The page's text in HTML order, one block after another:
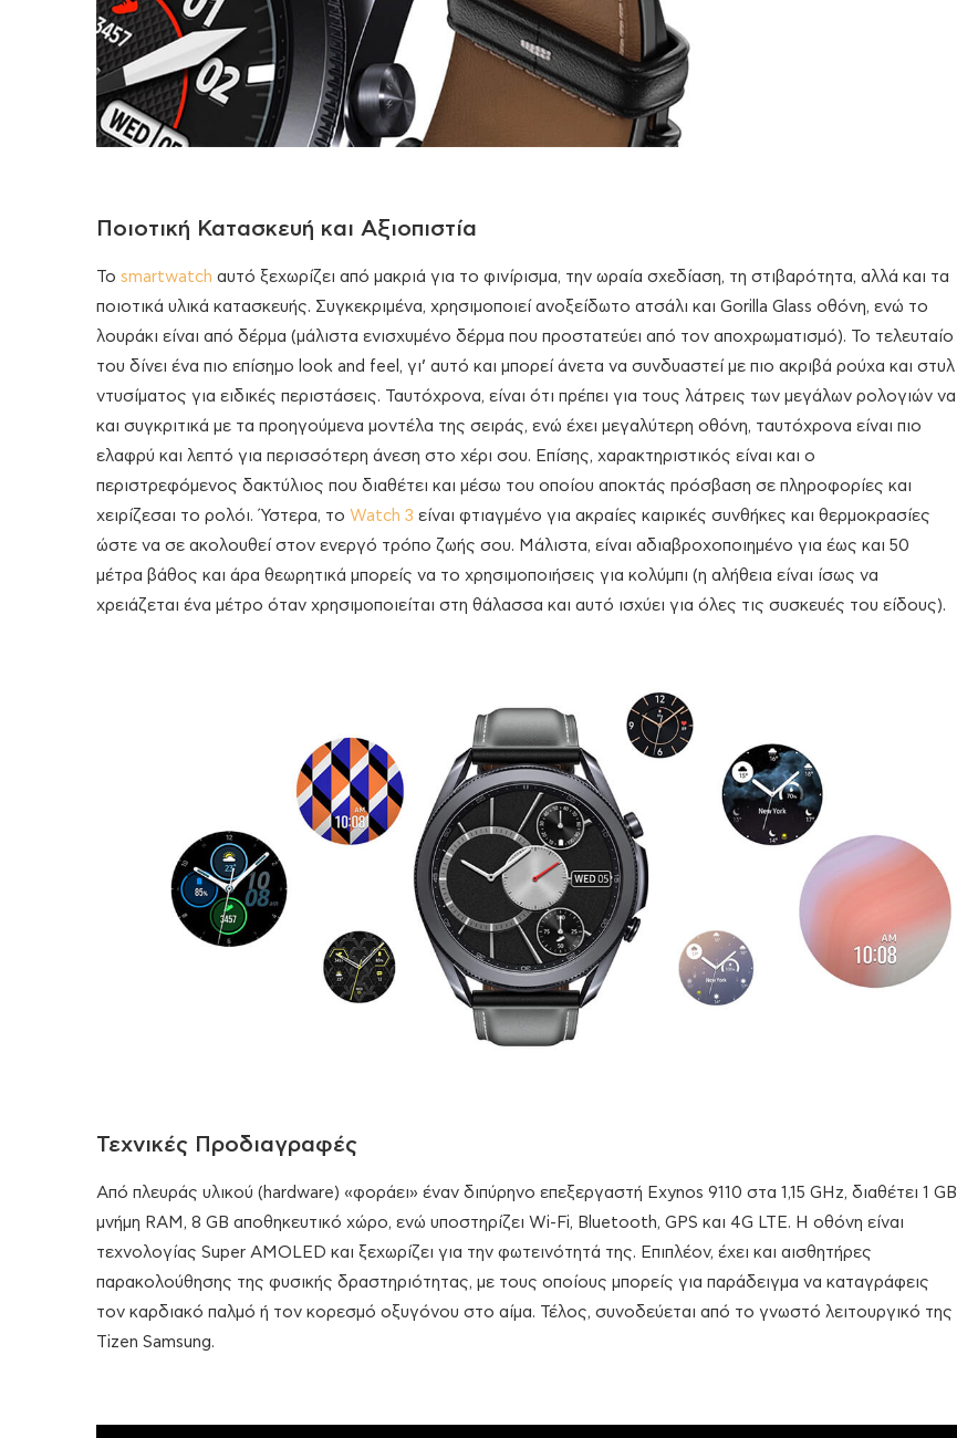
Ποιοτική Κατασκευή και Αξιοπιστία
Το smartwatch αυτό ξεχωρίζει από μακριά για το φινίρισμα, την ωραία σχεδίαση, τη στιβαρότητα, αλλά και τα
ποιοτικά υλικά κατασκευής. Συγκεκριμένα, χρησιμοποιεί ανοξείδωτο ατσάλι και Gorilla Glass οθόνη, ενώ το
λουράκι είναι από δέρμα (μάλιστα ενισχυμένο δέρμα που προστατεύει από τον αποχρωματισμό). Το τελευταίο
του δίνει ένα πιο επίσημο look and feel, γι’ αυτό και μπορεί άνετα να συνδυαστεί με πιο ακριβά ρούχα και στυλ
ντυσίματος για ειδικές περιστάσεις. Ταυτόχρονα, είναι ότι πρέπει για τους λάτρεις των μεγάλων ρολογιών να
και συγκριτικά με τα προηγούμενα μοντέλα της σειράς, ενώ έχει μεγαλύτερη οθόνη, ταυτόχρονα είναι πιο
ελαφρύ και λεπτό για περισσότερη άνεση στο χέρι σου. Επίσης, χαρακτηριστικός είναι και ο
περιστρεφόμενος δακτύλιος που διαθέτει και μέσω του οποίου αποκτάς πρόσβαση σε πληροφορίες και
χειρίζεσαι το ρολόι. Ύστερα, το Watch 3 είναι φτιαγμένο για ακραίες καιρικές συνθήκες και θερμοκρασίες
ώστε να σε ακολουθεί στον ενεργό τρόπο ζωής σου. Μάλιστα, είναι αδιαβροχοποιημένο για έως και 50
μέτρα βάθος και άρα θεωρητικά μπορείς να το χρησιμοποιήσεις για κολύμπι (η αλήθεια είναι ίσως να
χρειάζεται ένα μέτρο όταν χρησιμοποιείται στη θάλασσα και αυτό ισχύει για όλες τις συσκευές του είδους).
Τεχνικές Προδιαγραφές
Από πλευράς υλικού (hardware) «φοράει» έναν διπύρηνο επεξεργαστή Exynos 9110 στα 1,15 GHz, διαθέτει 1 GB
μνήμη RAM, 8 GB αποθηκευτικό χώρο, ενώ υποστηρίζει Wi-Fi, Bluetooth, GPS και 4G LTE. Η οθόνη είναι
τεχνολογίας Super AMOLED και ξεχωρίζει για την φωτεινότητά της. Επιπλέον, έχει και αισθητήρες
παρακολούθησης της φυσικής δραστηριότητας, με τους οποίους μπορείς για παράδειγμα να καταγράφεις
τον καρδιακό παλμό ή τον κορεσμό οξυγόνου στο αίμα. Τέλος, συνοδεύεται από το γνωστό λειτουργικό της
Tizen Samsung.